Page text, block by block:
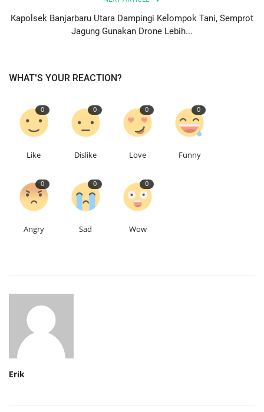
Kapolsek Banjarbaru Utara Dampingi Kelompok Tani, Semprot
Jagung Gunakan Drone Lebih...
WHAT'S YOUR REACTION?
0
Like
0
Dislike
0
Love
0
Funny
0
Angry
0
Sad
0
Wow
Erik